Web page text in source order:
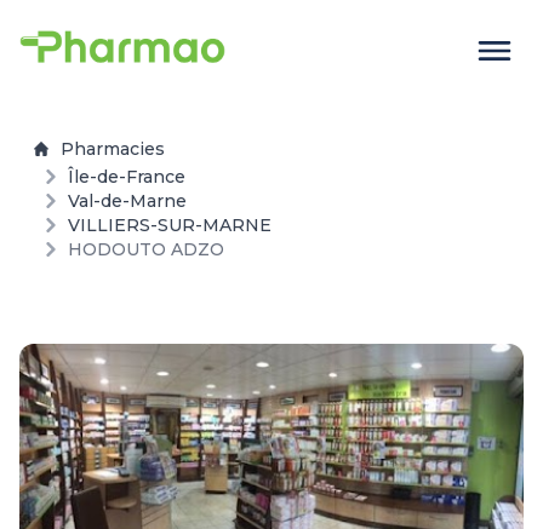
Pharmacies
Île-de-France
Val-de-Marne
VILLIERS-SUR-MARNE
HODOUTO ADZO